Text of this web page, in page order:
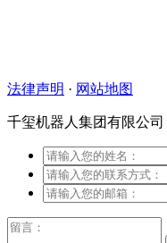
法律声明 · 网站地图
千玺机器人集团有限公司